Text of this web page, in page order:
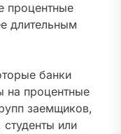
процентные
длительным
банки
на процентные
заемщиков,
или